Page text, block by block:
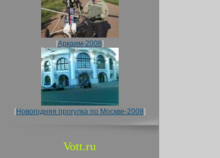
[Аркаим-2008]
[Новогодняя прогулка по Москве-2008]
Vott.ru